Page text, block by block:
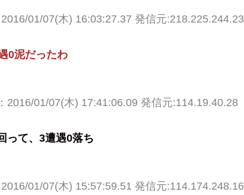
2016/01/07(木) 16:03:27.37 発信元
0泥だったわ
：2016/01/07(木) 17:41:06.09 発信元:114.19.40.28
って、3遭遇0落ち
2016/01/07(木) 15:57:59.51 発信元